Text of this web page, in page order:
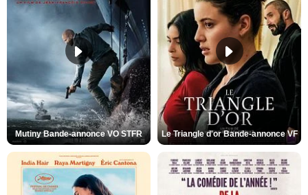
Mutiny Bande-annonce VO STFR Le Triangle d'or Bande-annonce VF